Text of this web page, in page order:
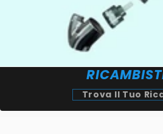
Trova Il Tuo